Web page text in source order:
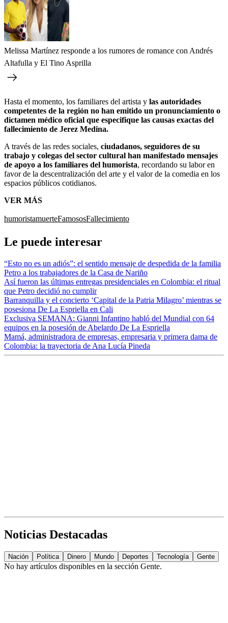
Melissa Martínez responde a los rumores de romance con Andrés
Altafulla y El Tino Asprilla
Hasta el momento, los familiares del artista y las autoridades
competentes de la región no han emitido un pronunciamiento o
dictamen médico oficial que especifique las causas exactas del
fallecimiento de Jerez Medina.
A través de las redes sociales, ciudadanos, seguidores de su
trabajo y colegas del sector cultural han manifestado mensajes
de apoyo a los familiares del humorista, recordando su labor en
favor de la descentralización del arte y el valor de la comedia en los
espacios públicos cotidianos.
VER MÁS
humoristamuerteFamososFallecimiento
Le puede interesar
“Esto no es un adiós”: el sentido mensaje de despedida de la familia
Petro a los trabajadores de la Casa de Nariño
Así fueron las últimas entregas presidenciales en Colombia: el ritual
que Petro decidió no cumplir
Barranquilla y el concierto ‘Capital de la Patria Milagro’ mientras se
posesiona De La Espriella en Cali
Exclusiva SEMANA: Gianni Infantino habló del Mundial con 64
equipos en la posesión de Abelardo De La Espriella
Mamá, administradora de empresas, empresaria y primera dama de
Colombia: la trayectoria de Ana Lucía Pineda
Noticias Destacadas
Nación Política Dinero Mundo Deportes Tecnología Gente
No hay artículos disponibles en la sección Gente.